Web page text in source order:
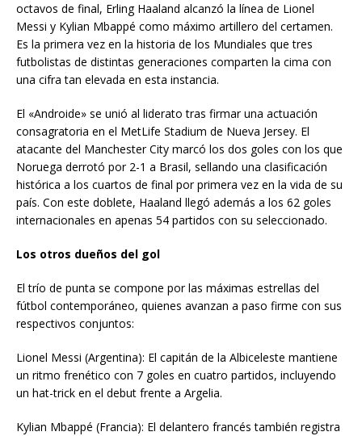
octavos de final, Erling Haaland alcanzó la línea de Lionel
Messi y Kylian Mbappé como máximo artillero del certamen.
Es la primera vez en la historia de los Mundiales que tres
futbolistas de distintas generaciones comparten la cima con
una cifra tan elevada en esta instancia.
El «Androide» se unió al liderato tras firmar una actuación
consagratoria en el MetLife Stadium de Nueva Jersey. El
atacante del Manchester City marcó los dos goles con los que
Noruega derrotó por 2-1 a Brasil, sellando una clasificación
histórica a los cuartos de final por primera vez en la vida de su
país. Con este doblete, Haaland llegó además a los 62 goles
internacionales en apenas 54 partidos con su seleccionado.
Los otros dueños del gol
El trío de punta se compone por las máximas estrellas del
fútbol contemporáneo, quienes avanzan a paso firme con sus
respectivos conjuntos:
Lionel Messi (Argentina): El capitán de la Albiceleste mantiene
un ritmo frenético con 7 goles en cuatro partidos, incluyendo
un hat-trick en el debut frente a Argelia.
Kylian Mbappé (Francia): El delantero francés también registra